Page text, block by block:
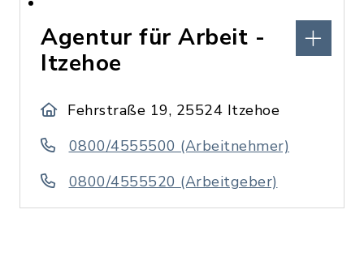
Agentur für Arbeit -
Itzehoe
Fehrstraße 19, 25524 Itzehoe
0800/4555500 (Arbeitnehmer)
0800/4555520 (Arbeitgeber)